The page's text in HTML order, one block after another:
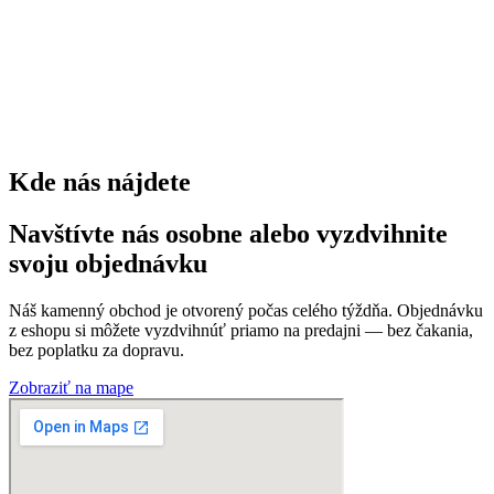
Kde nás nájdete
Navštívte nás osobne alebo vyzdvihnite
svoju objednávku
Náš kamenný obchod je otvorený počas celého týždňa. Objednávku
z eshopu si môžete vyzdvihnúť priamo na predajni — bez čakania,
bez poplatku za dopravu.
Zobraziť na mape